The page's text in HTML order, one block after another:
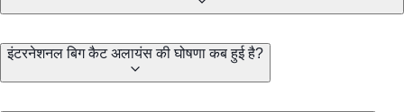
इंटरनेशनल बिग कैट अलायंस की घोषणा कब हुई है?